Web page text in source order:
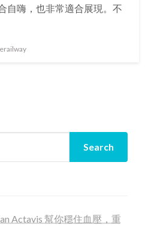
自嗨，也非常適合展現。不
Actavis 幫你穩住血壓，重